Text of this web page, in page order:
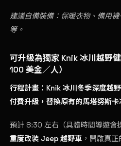
建議自備裝備：保暖衣物、備用
等。
可升級為獨家 Knik 冰川越野
100 美金／人）
行程計畫：Knik 冰川冬季深度越
付費升級，替換原有的馬塔努斯卡
預計 8:30 左右（具體時間導遊會
重度改裝 Jeep 越野車 ，開啟真